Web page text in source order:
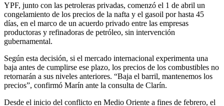
YPF, junto con las petroleras privadas, comenzó el 1 de abril un
congelamiento de los precios de la nafta y el gasoil por hasta 45
días, en el marco de un acuerdo privado entre las empresas
productoras y refinadoras de petróleo, sin intervención
gubernamental.
Según esta decisión, si el mercado internacional experimenta una
baja antes de cumplirse ese plazo, los precios de los combustibles no
retornarán a sus niveles anteriores. “Baja el barril, mantenemos los
precios”, confirmó Marín ante la consulta de Clarín.
Desde el inicio del conflicto en Medio Oriente a fines de febrero, el